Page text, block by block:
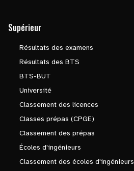
Supérieur
Résultats des examens
Résultats des BTS
BTS-BUT
Université
Classement des licences
Classes prépas (CPGE)
Classement des prépas
Écoles d'ingénieurs
Classement des écoles d'ingénieurs